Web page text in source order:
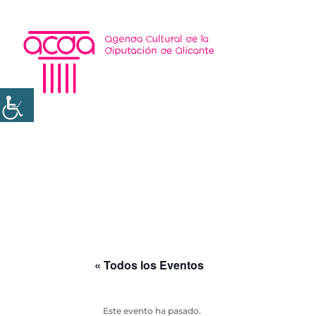
« Todos los Eventos
Este evento ha pasado.